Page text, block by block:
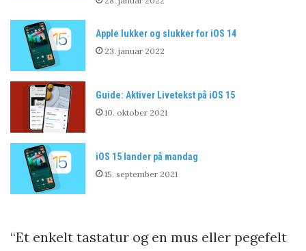
Apple lukker og slukker for iOS 14
23. januar 2022
Guide: Aktiver Livetekst på iOS 15
10. oktober 2021
iOS 15 lander på mandag
15. september 2021
“Et enkelt tastatur og en mus eller pegefelt